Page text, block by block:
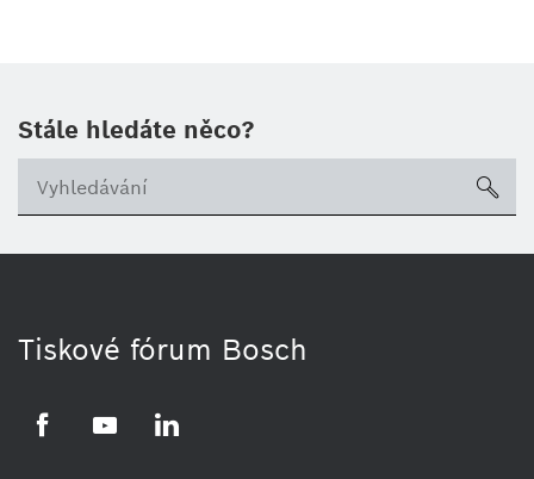
Stále hledáte něco?
Tiskové fórum Bosch